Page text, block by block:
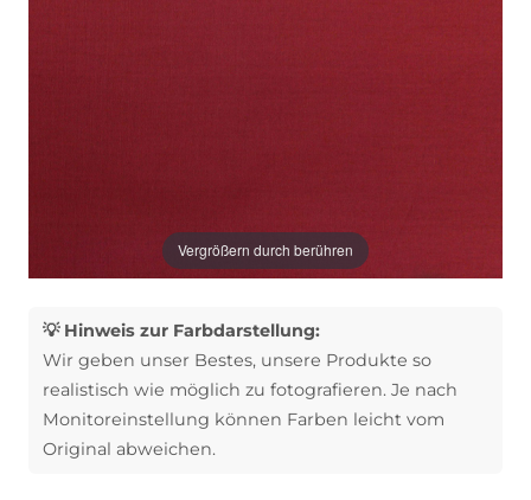
Vergrößern durch berühren
💡 Hinweis zur Farbdarstellung:
Wir geben unser Bestes, unsere Produkte so
realistisch wie möglich zu fotografieren. Je nach
Monitoreinstellung können Farben leicht vom
Original abweichen.